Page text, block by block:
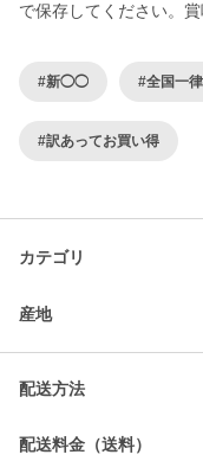
で保存してください。
#新◯◯ #全国一
#訳あってお買い得
カテゴリ
産地
配送方法
配送料金（送料）